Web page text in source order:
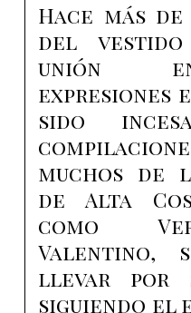
Hace más
del
unión
expresiones
sido
muchos de
de Alta
como
Valentino,
llevar por
siguiendo el